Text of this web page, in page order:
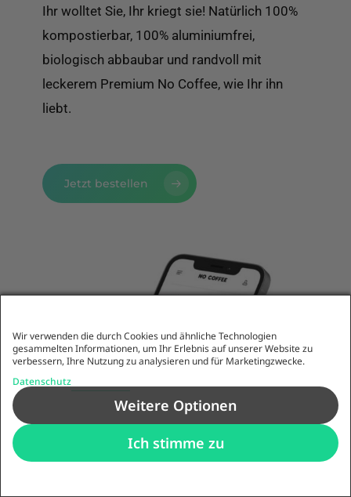
Ihr wolltet Sie, Ihr kriegt sie! Natürlich 100%
kompostierbar, 100% aluminiumfrei,
biologisch abbaubar und randvoll mit
leckerem Premium No Coffee, wie Ihr ihn
liebt.
Jetzt bestellen
Wir verwenden die durch Cookies und ähnliche Technologien
gesammelten Informationen, um Ihr Erlebnis auf unserer Website zu
verbessern, Ihre Nutzung zu analysieren und für Marketingzwecke.
Datenschutz
Weitere Optionen
Ich stimme zu